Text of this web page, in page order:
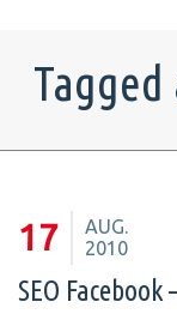
17
AUG.
2010
SEO